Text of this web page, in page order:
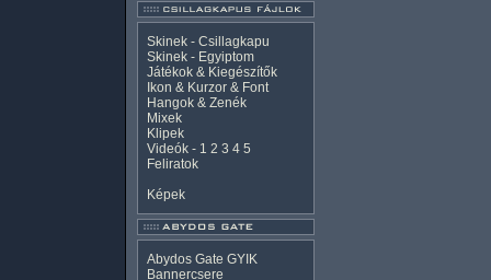
Skinek - Csillagkapu
Skinek - Egyiptom
Játékok & Kiegészítők
Ikon & Kurzor & Font
Hangok & Zenék
Mixek
Klipek
Videók- 1 2 3 4 5
Feliratok
Képek
Abydos Gate GYIK
Bannercsere